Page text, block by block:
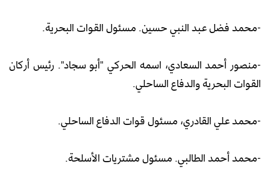
-محمد فضل عبد النبي حسين. مسئول القوات البحرية.
-منصور أحمد السعادي، اسمه الحركي "أبو سجاد". رئيس أركان
القوات البحرية والدفاع الساحلي.
-محمد علي القادري، مسئول قوات الدفاع الساحلي.
-محمد أحمد الطالبي. مسئول مشتريات الأسلحة.